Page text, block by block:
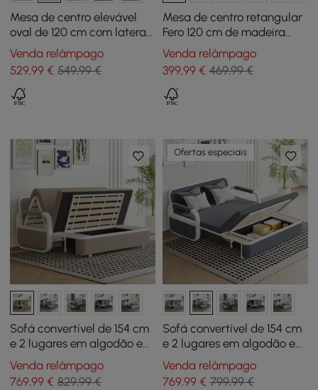
Mesa de centro elevável
oval de 120 cm com laterais
caneladas natural
Venda relâmpago
529,99 € 549,99 €
Mesa de centro retangular
Fero 120 cm de madeira
com 4 gavetas estilo Mid-
Century - nogueira
Venda relâmpago
399,99€ 469,99 €
Sofá convertível de 154 cm
e 2 lugares em algodão e
linho com arrumação
Venda relâmpago
769,99 € 829,99 €
Ofertas especiais
Sofá convertível de 154 cm
e 2 lugares em algodão e
linho com arrumação
Venda relâmpago
769,99€ 799,99 €